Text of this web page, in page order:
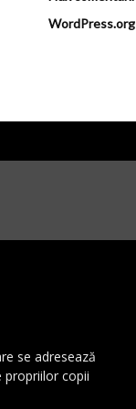
WordPress.org
se adresează
propriilor copii